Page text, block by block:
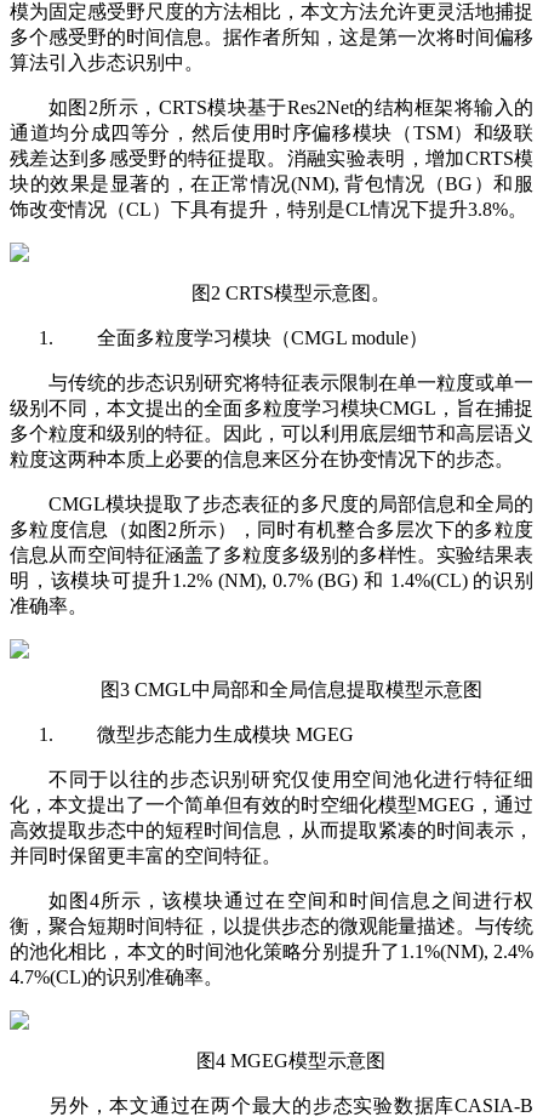
模为固定感受野尺度的方法相比，本文方法允许更灵活地捕捉
多个感受野的时间信息。据作者所知，这是第一次将时间偏移
算法引入步态识别中。
如图2所示，CRTS模块基于Res2Net的结构框架将输入的
通道均分成四等分，然后使用时序偏移模块（TSM）和级联
残差达到多感受野的特征提取。消融实验表明，增加CRTS模
块的效果是显著的，在正常情况(NM), 背包情况（BG）和服
饰改变情况（CL）下具有提升，特别是CL情况下提升3.8%。
图2 CRTS模型示意图。
全面多粒度学习模块（CMGL module）
与传统的步态识别研究将特征表示限制在单一粒度或单一
级别不同，本文提出的全面多粒度学习模块CMGL，旨在捕捉
多个粒度和级别的特征。因此，可以利用底层细节和高层语义
粒度这两种本质上必要的信息来区分在协变情况下的步态。
CMGL模块提取了步态表征的多尺度的局部信息和全局的
多粒度信息（如图2所示），同时有机整合多层次下的多粒度
信息从而空间特征涵盖了多粒度多级别的多样性。实验结果表
明，该模块可提升1.2% (NM), 0.7% (BG) 和 1.4%(CL) 的识别
准确率。
图3 CMGL中局部和全局信息提取模型示意图
微型步态能力生成模块 MGEG
不同于以往的步态识别研究仅使用空间池化进行特征细
化，本文提出了一个简单但有效的时空细化模型MGEG，通过
高效提取步态中的短程时间信息，从而提取紧凑的时间表示，
并同时保留更丰富的空间特征。
如图4所示，该模块通过在空间和时间信息之间进行权
衡，聚合短期时间特征，以提供步态的微观能量描述。与传统
的池化相比，本文的时间池化策略分别提升了1.1%(NM), 2.4%
4.7%(CL)的识别准确率。
图4 MGEG模型示意图
另外，本文通过在两个最大的步态实验数据库CASIA-B